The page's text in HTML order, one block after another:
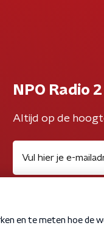
NPO Radio
Altijd op de